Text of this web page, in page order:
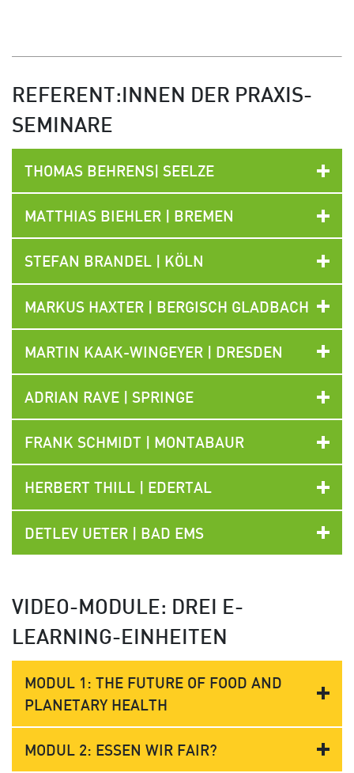
REFERENT:INNEN DER PRAXIS-
SEMINARE
THOMAS BEHRENS| SEELZE
MATTHIAS BIEHLER | BREMEN
STEFAN BRANDEL | KÖLN
MARKUS HAXTER | BERGISCH GLADBACH
MARTIN KAAK-WINGEYER | DRESDEN
ADRIAN RAVE | SPRINGE
FRANK SCHMIDT | MONTABAUR
HERBERT THILL | EDERTAL
DETLEV UETER | BAD EMS
VIDEO-MODULE: DREI E-
LEARNING-EINHEITEN
MODUL 1: THE FUTURE OF FOOD AND
PLANETARY HEALTH
MODUL 2: ESSEN WIR FAIR?